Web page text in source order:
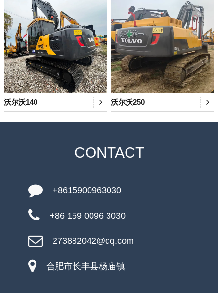
沃尔沃140 沃尔沃250
CONTACT
+8615900963030
+86 159 0096 3030
273882042@qq.com
合肥市长丰县杨庙镇